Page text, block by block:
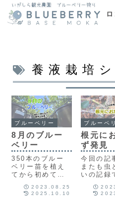
養液栽培
ブルーベリー
8月のブルー
ベリー
350本のブルー
ベリー苗を植え
てから初めての
す。ブルーベリ
2023.08.25
2025.10.10
ブルーベ
根元に
ず発見
今回の記
またも虫
いの記録
ーの根元